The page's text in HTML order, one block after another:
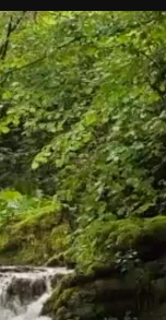
Для